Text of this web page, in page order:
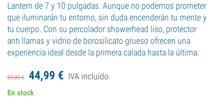
Lantern de 7 y 10 pulgadas. Aunque no podemos prometer
que iluminarán tu entorno, sin duda encenderán tu mente y
tu cuerpo. Con su percolador showerhead liso, protector
anti llamas y vidrio de borosilicato grueso ofrecen una
experiencia ideal desde la primera calada hasta la última.
59,99€ 44,99 € IVA incluído
En stock